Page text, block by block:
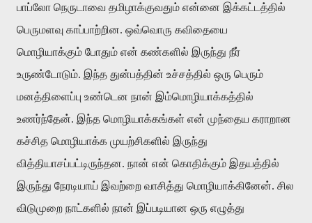
பாப்லோ நெருடாவை தமிழாக்குவதும் என்னை இக்கட்டத்தில்
பெருமளவு காப்பாற்றின. ஒவ்வொரு கவிதையை
மொழியாக்கும் போதும் என் கண்களில் இருந்து நீர்
உருண்டோடும். இந்த துன்பத்தின் உச்சத்தில் ஒரு பெரும்
மனத்திளைப்பு உண்டென நான் இம்மொழியாக்கத்தில்
உணர்ந்தேன். இந்த மொழியாக்கங்கள் என் முந்தைய கராறான
கச்சித மொழியாக்க முயற்சிகளில் இருந்து
வித்தியாசப்பட்டிருந்தன. நான் என் கொதிக்கும் இதயத்தில்
இருந்து நேரடியாய் இவற்றை வாசித்து மொழியாக்கினேன். சில
விடுமுறை நாட்களில் நான் இப்படியான ஒரு எழுத்து